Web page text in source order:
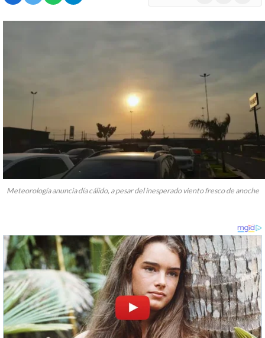
Meteorología anuncia día cálido, a pesar del inesperado viento fresco de anoche